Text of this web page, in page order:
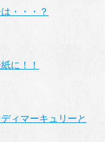
・・・？
に！！
ィマーキュリーと